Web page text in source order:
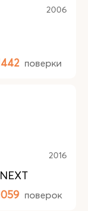
2006
поверки
2016
поверок